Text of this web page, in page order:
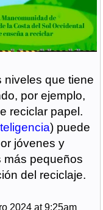
niveles que tiene
por ejemplo,
reciclar papel.
) puede
jóvenes y
más pequeños
del reciclaje.
2024 at 9:25am